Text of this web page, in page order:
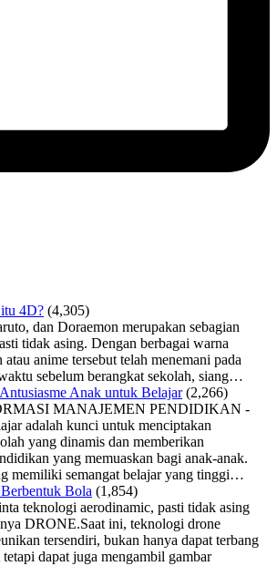
4D? (4,305)
dan Doraemon merupakan sebagian
tidak asing. Dengan berbagai warna
anime tersebut telah menemani pada
sebelum berangkat sekolah, siang…
Anak untuk Belajar (2,266)
MANAJEMEN PENDIDIKAN -
adalah kunci untuk menciptakan
yang dinamis dan memberikan
yang memuaskan bagi anak-anak.
memiliki semangat belajar yang tinggi…
Bola (1,854)
teknologi aerodinamic, pasti tidak asing
DRONE.Saat ini, teknologi drone
tersendiri, bukan hanya dapat terbang
tetapi dapat juga mengambil gambar